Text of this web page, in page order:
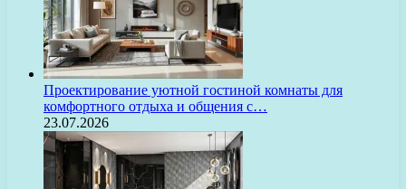
Проектирование уютной гостиной комнаты для
комфортного отдыха и общения с…
23.07.2026